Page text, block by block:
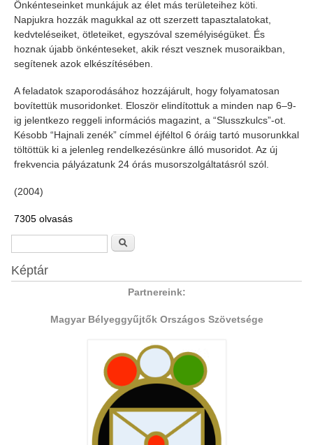
Önkénteseinket munkájuk az élet más területeihez köti.
Napjukra hozzák magukkal az ott szerzett tapasztalatokat,
kedvteléseiket, ötleteiket, egyszóval személyiségüket. És
hoznak újabb önkénteseket, akik részt vesznek musoraikban,
segítenek azok elkészítésében.
A feladatok szaporodásához hozzájárult, hogy folyamatosan
bovítettük musoridonket. Eloször elindítottuk a minden nap 6–9-
ig jelentkezo reggeli információs magazint, a “Slusszkulcs”-ot.
Késobb “Hajnali zenék” címmel éjféltol 6 óráig tartó musorunkkal
töltöttük ki a jelenleg rendelkezésünkre álló musoridot. Az új
frekvencia pályázatunk 24 órás musorszolgáltatásról szól.
(2004)
7305 olvasás
Keresés űrlap
Képtár
Partnereink:
Magyar Bélyeggyűjtők Országos Szövetsége